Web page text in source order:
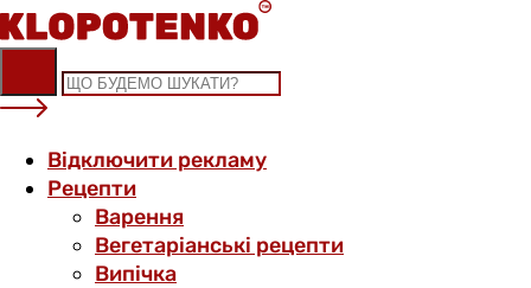
Skip
to
content
Відключити рекламу
Рецепти
Варення
Вегетаріанські рецепти
Випічка